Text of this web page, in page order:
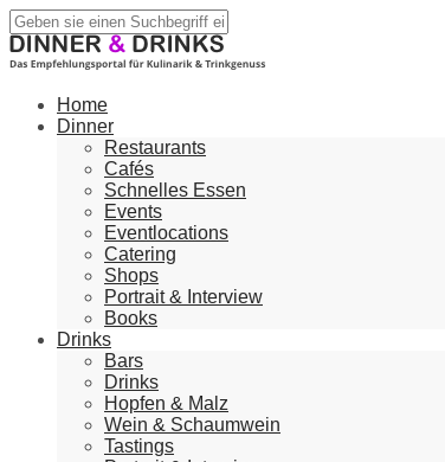
Home
Dinner
Restaurants
Cafés
Schnelles Essen
Events
Eventlocations
Catering
Shops
Portrait & Interview
Books
Drinks
Bars
Drinks
Hopfen & Malz
Wein & Schaumwein
Tastings